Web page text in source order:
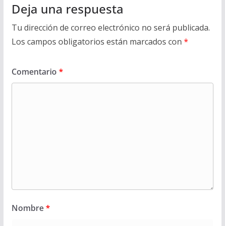
Deja una respuesta
Tu dirección de correo electrónico no será publicada.
Los campos obligatorios están marcados con *
Comentario *
Nombre*